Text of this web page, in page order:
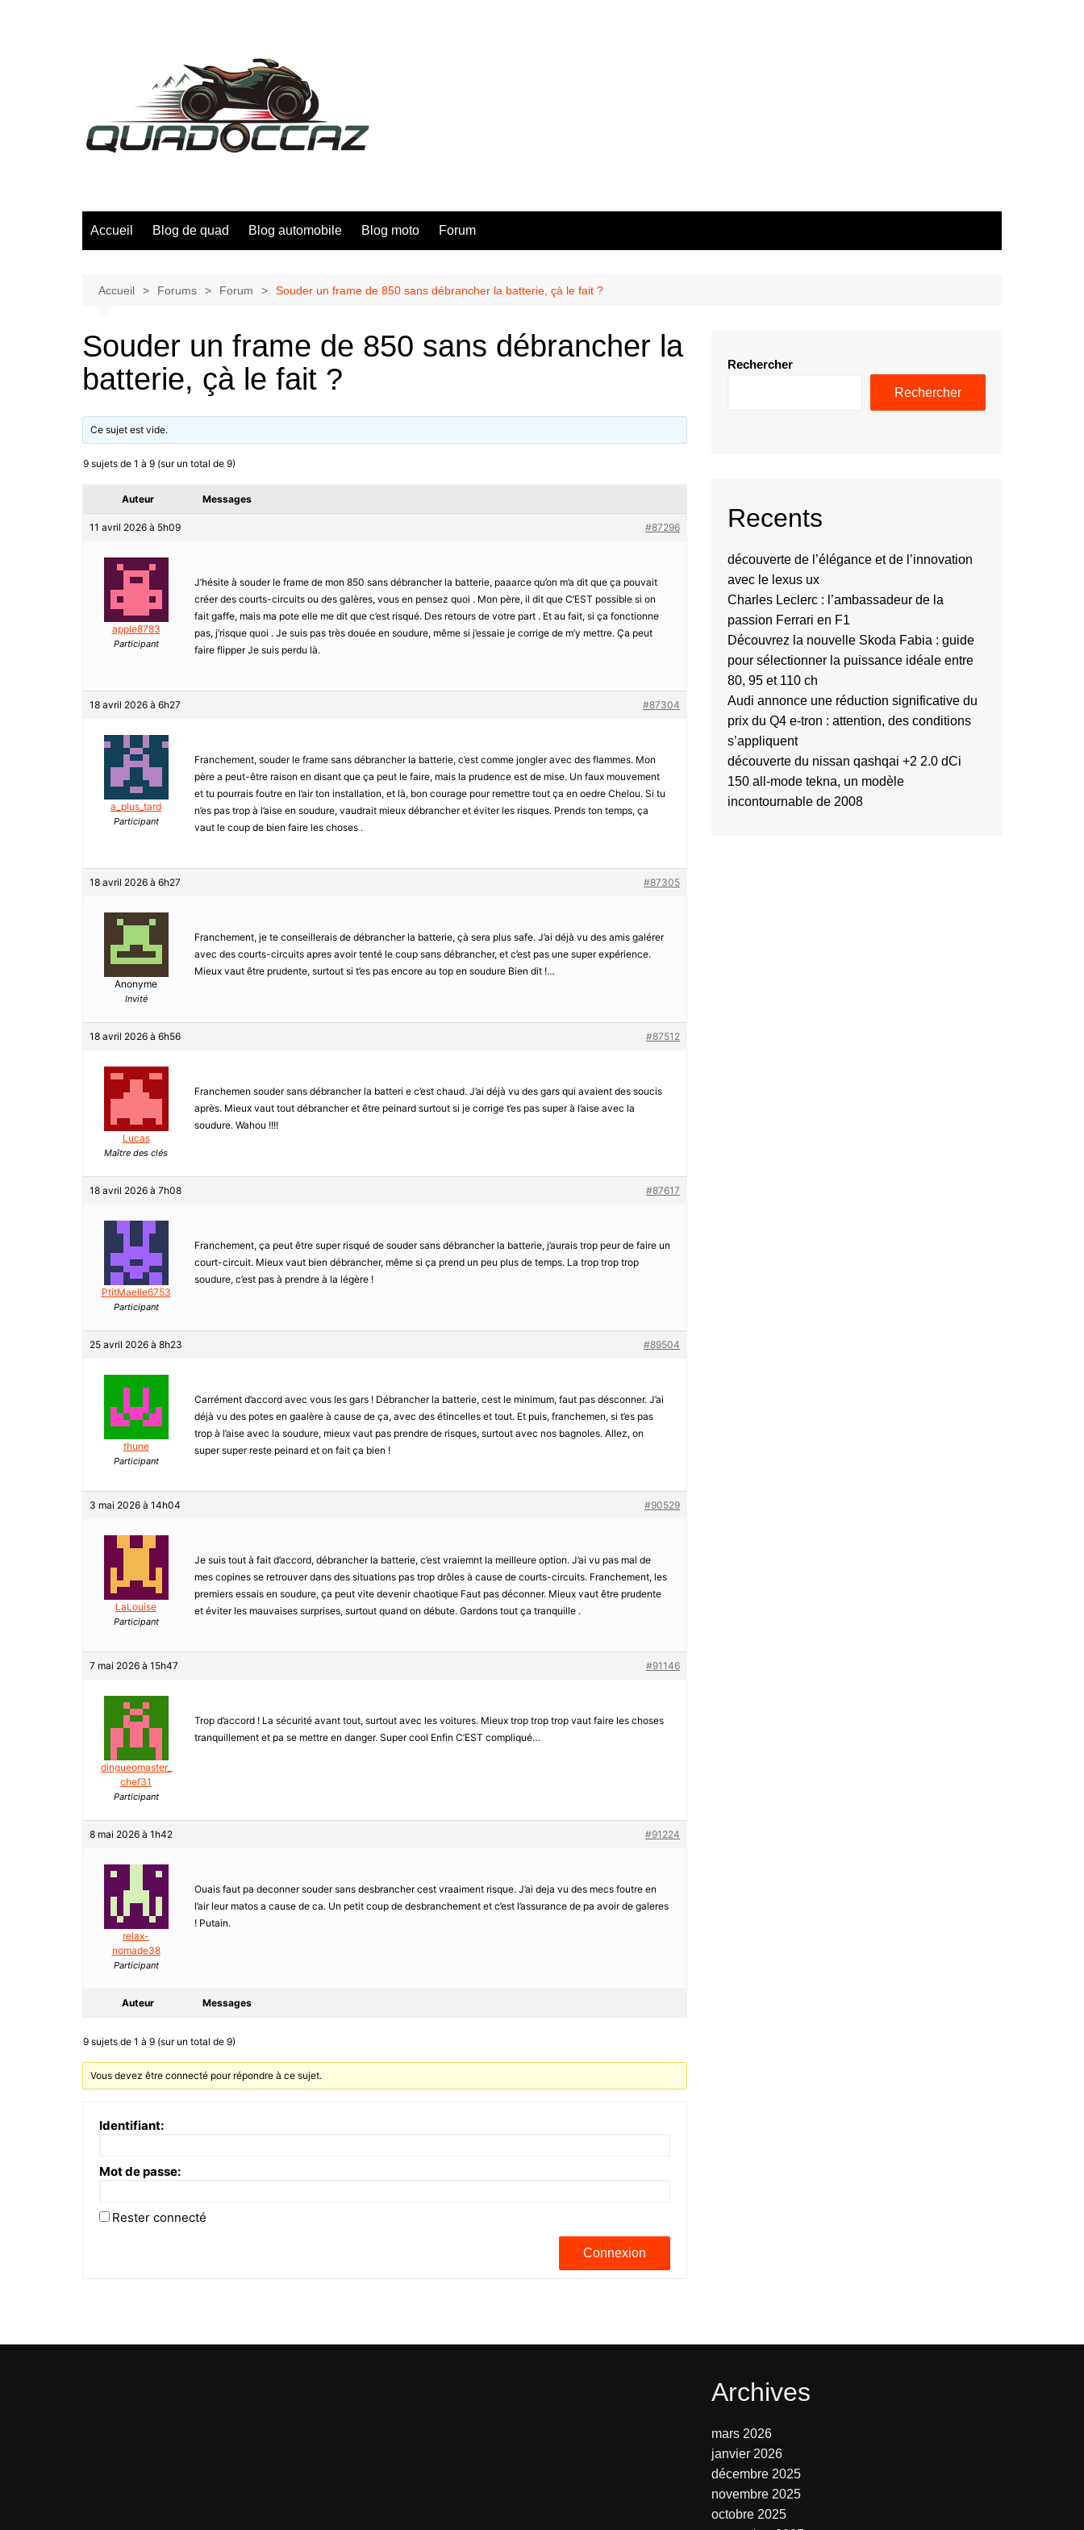
Accueil Blog de quad Blog automobile Blog moto Forum
Accueil Forums Forum Souder un frame de 850 sans débrancher la batterie, çà le fait ?
Souder un frame de 850 sans débrancher la
batterie, çà le fait ?
Ce sujet est vide.
9 sujets de 1 à 9 (sur un total de 9)
Auteur Messages
11 avril 2026 à 5h09 #87296
apple8783
Participant
J’hésite à souder le frame de mon 850 sans débrancher la batterie, paaarce qu’on m’a dit que ça pouvait
créer des courts-circuits ou des galères, vous en pensez quoi . Mon père, il dit que C’EST possible si on
fait gaffe, mais ma pote elle me dit que c’est risqué. Des retours de votre part . Et au fait, si ça fonctionne
pas, j’risque quoi . Je suis pas très douée en soudure, même si j’essaie je corrige de m’y mettre. Ça peut
faire flipper Je suis perdu là.
18 avril 2026 à 6h27 #87304
a_plus_tard
Participant
Franchement, souder le frame sans débrancher la batterie, c’est comme jongler avec des flammes. Mon
père a peut-être raison en disant que ça peut le faire, mais la prudence est de mise. Un faux mouvement
et tu pourrais foutre en l’air ton installation, et là, bon courage pour remettre tout ça en oedre Chelou. Si tu
n’es pas trop à l’aise en soudure, vaudrait mieux débrancher et éviter les risques. Prends ton temps, ça
vaut le coup de bien faire les choses .
18 avril 2026 à 6h27 #87305
Anonyme
Invité
Franchement, je te conseillerais de débrancher la batterie, çà sera plus safe. J’ai déjà vu des amis galérer
avec des courts-circuits apres avoir tenté le coup sans débrancher, et c’est pas une super expérience.
Mieux vaut être prudente, surtout si t’es pas encore au top en soudure Bien dit !…
18 avril 2026 à 6h56 #87512
Lucas
Maître des clés
Franchemen souder sans débrancher la batteri e c’est chaud. J’ai déjà vu des gars qui avaient des soucis
après. Mieux vaut tout débrancher et être peinard surtout si je corrige t’es pas super à l’aise avec la
soudure. Wahou !!!!
18 avril 2026 à 7h08 #87617
PtitMaelle6753
Participant
Franchement, ça peut être super risqué de souder sans débrancher la batterie, j’aurais trop peur de faire un
court-circuit. Mieux vaut bien débrancher, même si ça prend un peu plus de temps. La trop trop trop
soudure, c’est pas à prendre à la légère !
25 avril 2026 à 8h23 #89504
thune
Participant
Carrément d’accord avec vous les gars ! Débrancher la batterie, cest le minimum, faut pas désconner. J’ai
déjà vu des potes en gaalère à cause de ça, avec des étincelles et tout. Et puis, franchemen, si t’es pas
trop à l’aise avec la soudure, mieux vaut pas prendre de risques, surtout avec nos bagnoles. Allez, on
super super reste peinard et on fait ça bien !
3 mai 2026 à 14h04 #90529
LaLouise
Participant
Je suis tout à fait d’accord, débrancher la batterie, c’est vraiemnt la meilleure option. J’ai vu pas mal de
mes copines se retrouver dans des situations pas trop drôles à cause de courts-circuits. Franchement, les
premiers essais en soudure, ça peut vite devenir chaotique Faut pas déconner. Mieux vaut être prudente
et éviter les mauvaises surprises, surtout quand on débute. Gardons tout ça tranquille .
7 mai 2026 à 15h47 #91146
dingueomaster_
chef31
Participant
Trop d’accord ! La sécurité avant tout, surtout avec les voitures. Mieux trop trop trop vaut faire les choses
tranquillement et pa se mettre en danger. Super cool Enfin C’EST compliqué…
8 mai 2026 à 1h42 #91224
relax-
nomade38
Participant
Ouais faut pa deconner souder sans desbrancher cest vraaiment risque. J’ai deja vu des mecs foutre en
l’air leur matos a cause de ca. Un petit coup de desbranchement et c’est l’assurance de pa avoir de galeres
! Putain.
Auteur Messages
9 sujets de 1 à 9 (sur un total de 9)
Vous devez être connecté pour répondre à ce sujet.
Identifiant:
Mot de passe:
Rester connecté
Connexion
Rechercher
Rechercher
Recents
découverte de l’élégance et de l’innovation
avec le lexus ux
Charles Leclerc : l’ambassadeur de la
passion Ferrari en F1
Découvrez la nouvelle Skoda Fabia : guide
pour sélectionner la puissance idéale entre
80, 95 et 110 ch
Audi annonce une réduction significative du
prix du Q4 e-tron : attention, des conditions
s’appliquent
découverte du nissan qashqai +2 2.0 dCi
150 all-mode tekna, un modèle
incontournable de 2008
Archives
mars 2026
janvier 2026
décembre 2025
novembre 2025
octobre 2025